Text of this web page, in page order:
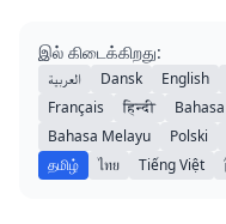
இல் கிடைக்கிறது:
العربية Dansk English
Français
हिन्दी
Bahasa Melayu
Polski
தமிழ்
ไทย Tiếng Việt